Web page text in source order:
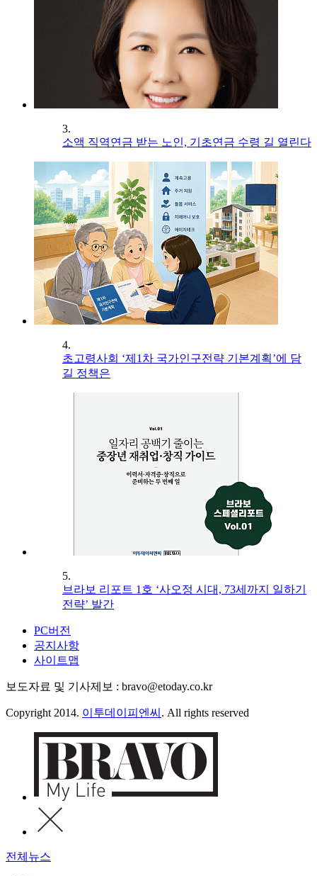
3.
소액 직역연금 받는 노인, 기초연금 수령 길 열린다
4.
초고령사회 ‘제1차 국가인구전략 기본계획’에 담
길 정책은
5.
브라보 리포트 1호 ‘사오정 시대, 73세까지 일하기
전략’ 발간
PC버전
공지사항
사이트맵
보도자료 및 기사제보 : bravo@etoday.co.kr
Copyright 2014. 이투데이피엔씨 . All rights reserved
전체뉴스